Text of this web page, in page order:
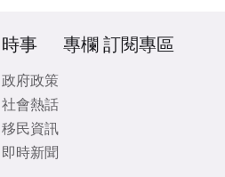
時事
政府政策
社會熱話
移民資訊
即時新聞
專欄 訂閱專區